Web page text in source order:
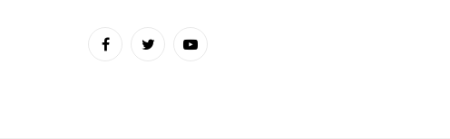
FacebookTwitterYouTube